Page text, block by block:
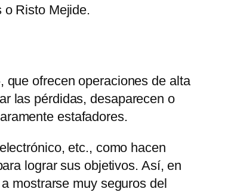
o Risto Mejide.
que ofrecen operaciones de alta
las pérdidas, desaparecen o
estafadores.
etc., como hacen
lograr sus objetivos. Así, en
mostrarse muy seguros del